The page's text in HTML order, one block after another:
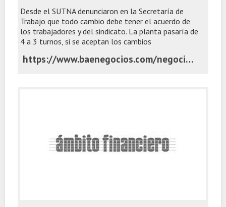
Desde el SUTNA denunciaron en la Secretaría de
Trabajo que todo cambio debe tener el acuerdo de
los trabajadores y del sindicato. La planta pasaría de
4 a 3 turnos, si se aceptan los cambios
https://www.baenegocios.com/negocios/pirelli-anuncio-que-su-planta-dejara-de-trabajar-los-fines-de-semana-y-suspendera-una-semana-su-produccion/